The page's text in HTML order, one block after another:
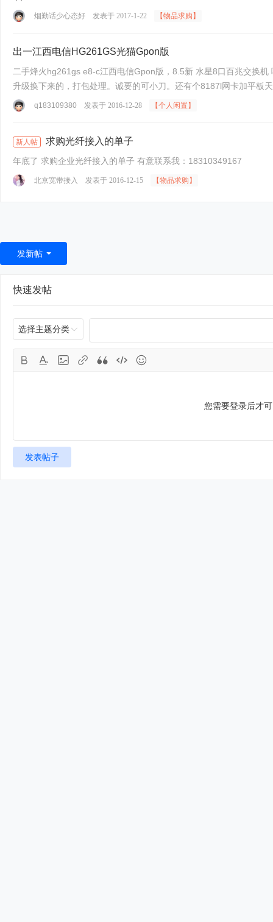
烟勤话少心态好 发表于 2017-1-22 【物品求购】
出一江西电信HG261GS光猫Gpon版
二手烽火hg261gs e8-c江西电信Gpon版，8.5新 水星8口百兆交换机 哦耶无线路由器，2天线可自行更换，刷op dd 固件很多，带usb口，可插内存卡，不懂百度查。全部设备带电源，家里
q183109380 发表于 2016-12-28 【个人闲置】
新人帖 求购光纤接入的单子
年底了 求购企业光纤接入的单子 有意联系我：18310349167
北京宽带接入 发表于 2016-12-15 【物品求购】
发新帖
快速发帖
选择主题分类
您需要登录后才
发表帖子